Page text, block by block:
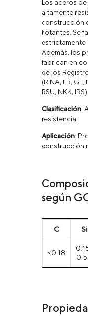
Los aceros
altamente
construcción
flotantes. Se
estrictamente
Además, los
fabrican en
de los
(RINA, LR, GL,
RSU, NKK, IRS).
Clasificación:
resistencia.
Aplicación:
construcción
según
C Si
≤0.18